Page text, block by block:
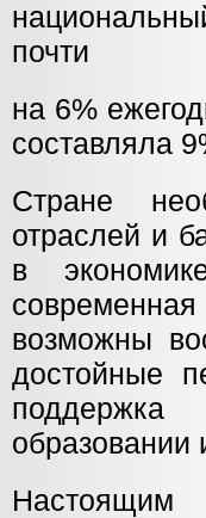
почти
на 6%
составляла
Стране
отраслей и
в
возможны
достойные
образовании
Настоящим